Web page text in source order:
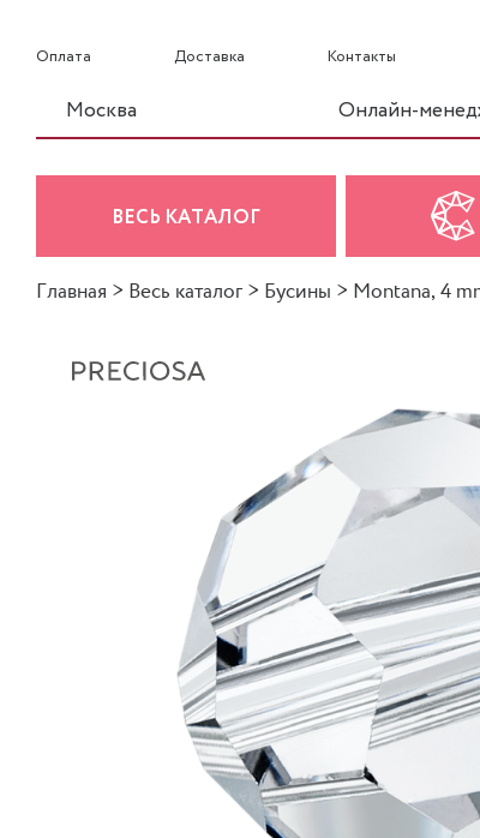
Оплата Доставка Контакты
Москва Онлайн-
ВЕСЬ КАТАЛОГ
Главная > Весь каталог > Бусины > Montana, 4